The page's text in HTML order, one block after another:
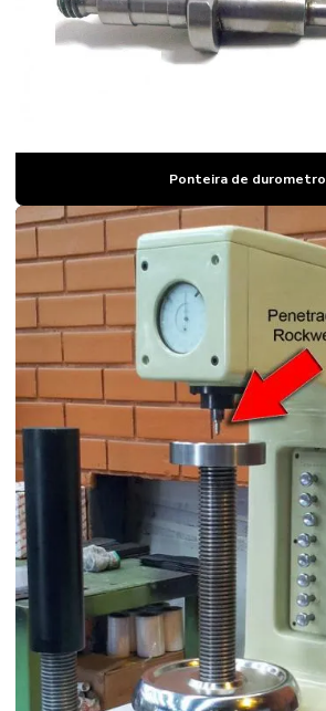
Durômetro para fibra de vidro
Durômetro hrc
Durômetro portátil
Durômetro portatil para aluminio
Durômetro portatil barcol
Durômetro portátil king
Durômetro portatil poldi
Durômetro portatil preço
Durômetro portatil rockwell
Durômetro portatil webster
Durômetro rockwell
Durômetro shore a
Durômetro vickers
Durômetro webster
Esfera de tungstênio
Ponteira de durometro